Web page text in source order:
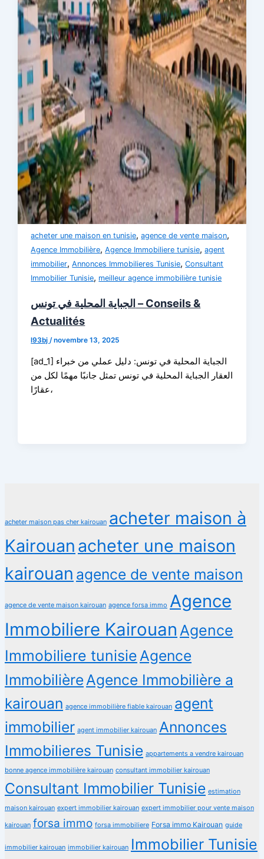
acheter une maison en tunisie,agence de vente maison,
Agence Immobilière,Agence Immobiliere tunisie,agent
immobilier,Annonces Immobilieres Tunisie,Consultant
Immobilier Tunisie, meilleur agence immobilière tunisie
الجباية المحلية في تونس – Conseils &
Actualités
l93bj/novembre 13, 2025
[ad_1] الجباية المحلية في تونس: دليل عملي من خبراء
العقار الجباية المحلية في تونس تمثل جانبًا مهمًا لكل من
عقارًا،
acheter maison pas cher kairouan acheter maison à
Kairouan acheter une maison
kairouan agence de vente maison
agence de vente maison kairouan agence forsa immo Agence
Immobiliere Kairouan Agence
Immobiliere tunisie Agence
Immobilière Agence Immobilière a
kairouan agence immobilière fiable kairouan agent
immobilier agent immobilier kairouan Annonces
Immobilieres Tunisie appartements a vendre kairouan
bonne agence immobilière kairouan consultant immobilier kairouan
Consultant Immobilier Tunisie estimation
maison kairouan expert immobilier kairouan expert immobilier pour vente maison
kairouan forsa immo forsa immobiliere Forsa immo Kairouan guide
immobilier kairouan immobilier kairouan Immobilier Tunisie